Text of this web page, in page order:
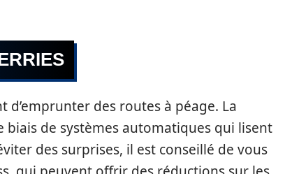
d’emprunter des routes à péage. La
de systèmes automatiques qui lisent
des surprises, il est conseillé de vous